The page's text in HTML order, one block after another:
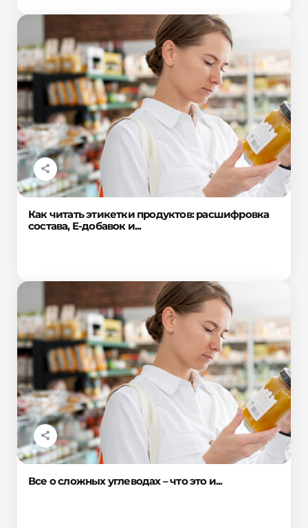
Как читать этикетки продуктов: расшифровка
состава, Е-добавок и...
Все о сложных углеводах – что это и...